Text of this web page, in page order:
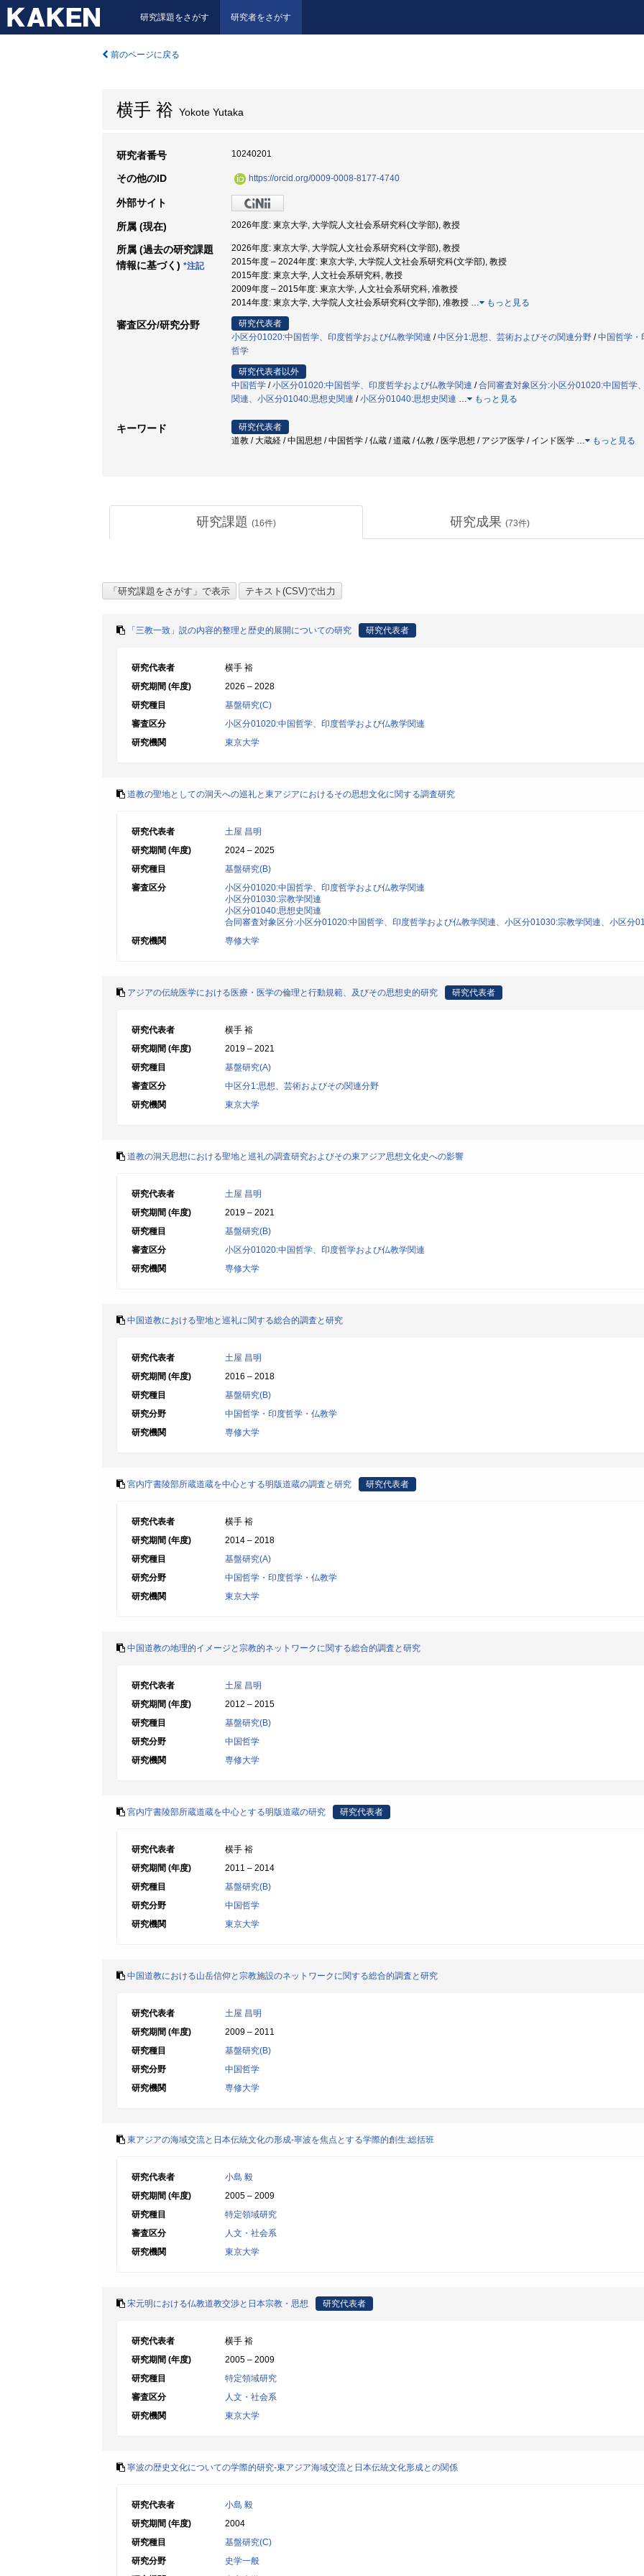
研究課題をさがす 研究者をさがす
前のページに戻る
横手 裕 Yokote Yutaka
研究者番号 10240201
その他のID https://orcid.org/0009-0008-8177-4740
外部サイト
所属 (現在) 2026年度: 東京大学, 大学院人文社会系研究科(文学部), 教授
所属 (過去の研究課題
情報に基づく) *注記
2026年度: 東京大学, 大学院人文社会系研究科(文学部), 教授
2015年度 – 2024年度: 東京大学, 大学院人文社会系研究科(文学部), 教授
2015年度: 東京大学, 人文社会系研究科, 教授
2009年度 – 2015年度: 東京大学, 人文社会系研究科, 准教授
2014年度: 東京大学, 大学院人文社会系研究科(文学部), 准教授 … もっと見る
審査区分/研究分野
研究代表者
小区分01020:中国哲学、印度哲学および仏教学関連 /中区分1:思想、芸術およびその関連分野 /中国哲学・
哲学
研究代表者以外
中国哲学 /小区分01020:中国哲学、印度哲学および仏教学関連 /合同審査対象区分:小区分01020:中国哲学
関連、小区分01040:思想史関連 /小区分01040:思想史関連 … もっと見る
キーワード
研究代表者
道教 / 大蔵経 / 中国思想 / 中国哲学 / 仏蔵 / 道蔵 / 仏教 / 医学思想 / アジア医学 / インド医学 … もっと見る
研究課題 (16件) 研究成果 (73件)
「三教一致」説の内容的整理と歴史的展開についての研究 研究代表者
研究代表者
横手 裕
研究期間 (年度)
2026 – 2028
研究種目
基盤研究(C)
審査区分
小区分01020:中国哲学、印度哲学および仏教学関連
研究機関
東京大学
道教の聖地としての洞天への巡礼と東アジアにおけるその思想文化に関する調査研究
研究代表者
土屋 昌明
研究期間 (年度)
2024 – 2025
研究種目
基盤研究(B)
審査区分
小区分01020:中国哲学、印度哲学および仏教学関連
小区分01030:宗教学関連
小区分01040:思想史関連
合同審査対象区分:小区分01020:中国哲学、印度哲学および仏教学関連、小区分01030:宗教学関連、小区分
研究機関
専修大学
アジアの伝統医学における医療・医学の倫理と行動規範、及びその思想史的研究 研究代表者
研究代表者
横手 裕
研究期間 (年度)
2019 – 2021
研究種目
基盤研究(A)
審査区分
中区分1:思想、芸術およびその関連分野
研究機関
東京大学
道教の洞天思想における聖地と巡礼の調査研究およびその東アジア思想文化史への影響
研究代表者
土屋 昌明
研究期間 (年度)
2019 – 2021
研究種目
基盤研究(B)
審査区分
小区分01020:中国哲学、印度哲学および仏教学関連
研究機関
専修大学
中国道教における聖地と巡礼に関する総合的調査と研究
研究代表者
土屋 昌明
研究期間 (年度)
2016 – 2018
研究種目
基盤研究(B)
研究分野
中国哲学・印度哲学・仏教学
研究機関
専修大学
宮内庁書陵部所蔵道蔵を中心とする明版道蔵の調査と研究 研究代表者
研究代表者
横手 裕
研究期間 (年度)
2014 – 2018
研究種目
基盤研究(A)
研究分野
中国哲学・印度哲学・仏教学
研究機関
東京大学
中国道教の地理的イメージと宗教的ネットワークに関する総合的調査と研究
研究代表者
土屋 昌明
研究期間 (年度)
2012 – 2015
研究種目
基盤研究(B)
研究分野
中国哲学
研究機関
専修大学
宮内庁書陵部所蔵道蔵を中心とする明版道蔵の研究 研究代表者
研究代表者
横手 裕
研究期間 (年度)
2011 – 2014
研究種目
基盤研究(B)
研究分野
中国哲学
研究機関
東京大学
中国道教における山岳信仰と宗教施設のネットワークに関する総合的調査と研究
研究代表者
土屋 昌明
研究期間 (年度)
2009 – 2011
研究種目
基盤研究(B)
研究分野
中国哲学
研究機関
専修大学
東アジアの海域交流と日本伝統文化の形成‐寧波を焦点とする学際的創生:総括班
研究代表者
小島 毅
研究期間 (年度)
2005 – 2009
研究種目
特定領域研究
審査区分
人文・社会系
研究機関
東京大学
宋元明における仏教道教交渉と日本宗教・思想 研究代表者
研究代表者
横手 裕
研究期間 (年度)
2005 – 2009
研究種目
特定領域研究
審査区分
人文・社会系
研究機関
東京大学
寧波の歴史文化についての学際的研究-東アジア海域交流と日本伝統文化形成との関係
研究代表者
小島 毅
研究期間 (年度)
2004
研究種目
基盤研究(C)
研究分野
史学一般